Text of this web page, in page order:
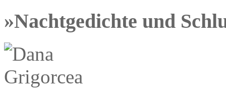
»Nachtgedichte und